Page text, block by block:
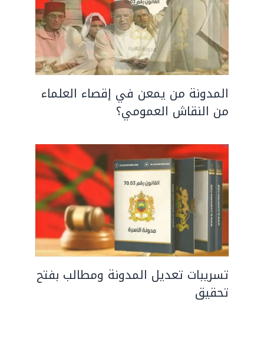
المدونة من يمعن في إقصاء العلماء
من النقاش العمومي؟
تسريبات تعديل المدونة ومطالب بفتح
تحقيق